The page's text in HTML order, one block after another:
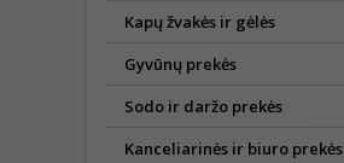
Kapų žvakės ir gėlės
Gyvūnų prekės
Sodo ir daržo prekės
Kanceliarinės ir biuro prekės